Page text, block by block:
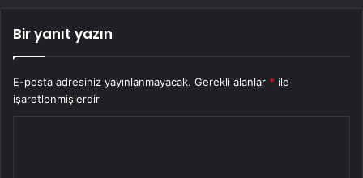
Bir yanıt yazın
E-posta adresiniz yayınlanmayacak. Gerekli alanlar * ile
işaretlenmişlerdir